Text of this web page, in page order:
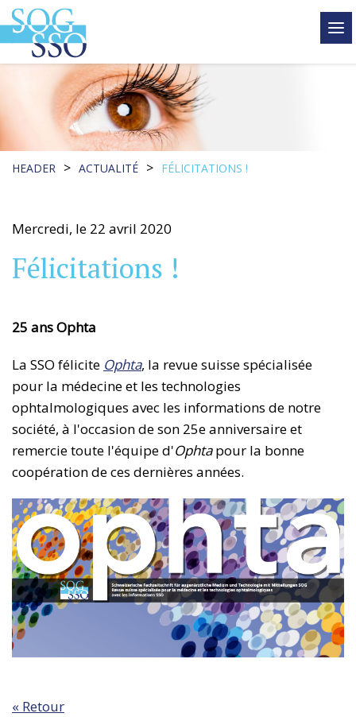
HEADER > ACTUALITÉ > FÉLICITATIONS !
Mercredi, le 22 avril 2020
Félicitations !
25 ans Ophta
La SSO félicite Ophta, la revue suisse spécialisée
pour la médecine et les technologies
ophtalmologiques avec les informations de notre
société, à l'occasion de son 25e anniversaire et
remercie toute l'équipe d'Ophtapour la bonne
coopération de ces dernières années.
« Retour